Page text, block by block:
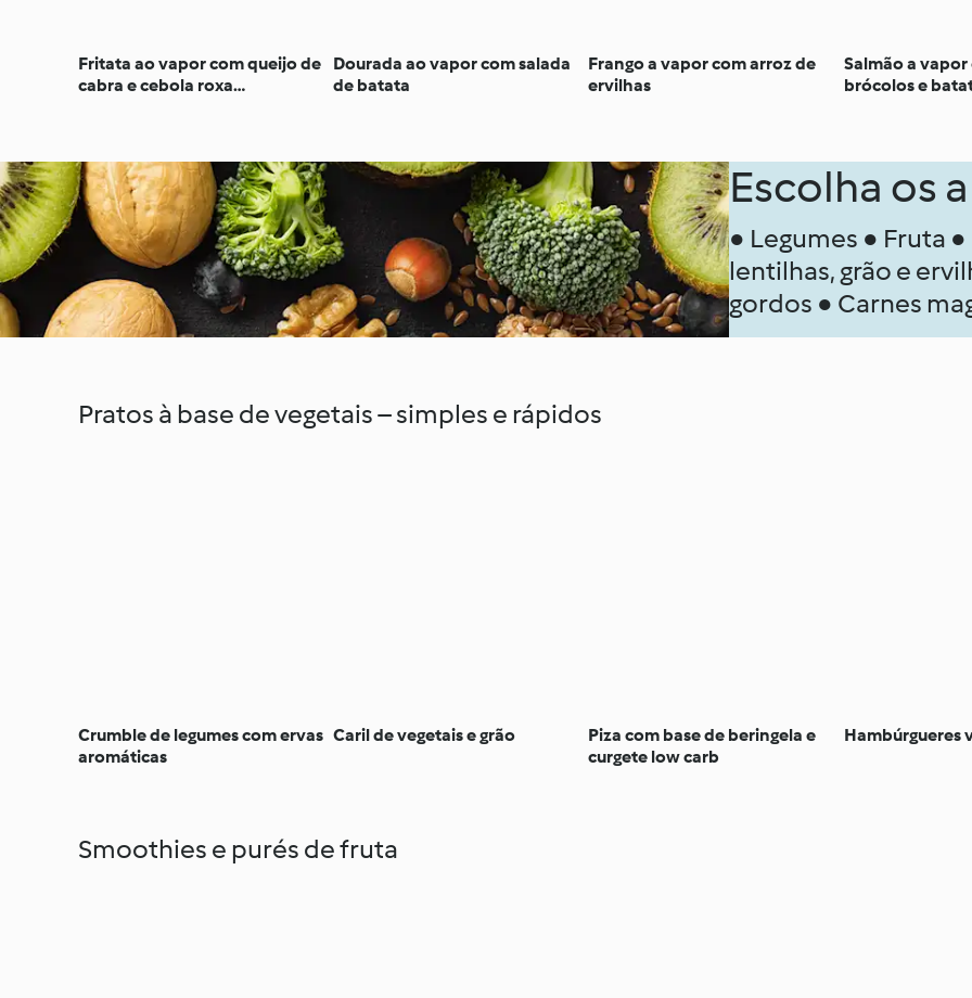
Fritata ao vapor com queijo de
cabra e cebola roxa
Dourada ao vapor com salada
de batata
Frango a vapor com arroz de
ervilhas
Salmão a
brócolos e
Escolha os
● Legumes ● Fruta
lentilhas, grão e
gordos ● Carnes
Pratos à base de vegetais – simples e rápidos
Crumble de legumes com ervas
aromáticas
Caril de vegetais e grão
Piza com base de beringela e
curgete low carb
Hambúrgueres
Smoothies e purés de fruta